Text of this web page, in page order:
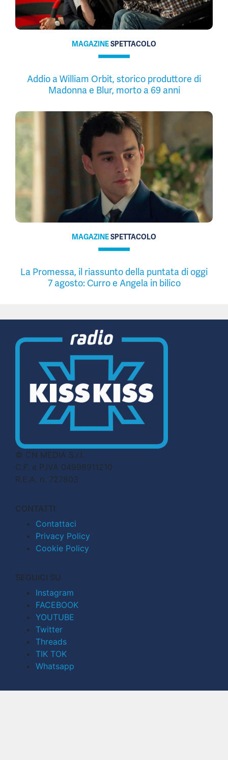
MAGAZINESPETTACOLO
Addio a William Orbit, storico produttore di
Madonna e Blur, morto a 69 anni
MAGAZINESPETTACOLO
La Promessa, il riassunto della puntata di oggi
7 agosto: Curro e Angela in bilico
© CN MEDIA S.r.l.
C.F. e P.IVA 04998911210
R.E.A. n. 727803
CONTATTI
Contattaci
Privacy Policy
Cookie Policy
SEGUICI SU
Instagram
FACEBOOK
YOUTUBE
Twitter
Threads
TIK TOK
Whatsapp